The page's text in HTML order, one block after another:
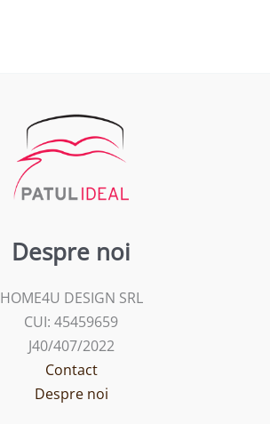
Despre noi
HOME4U DESIGN SRL
CUI: 45459659
J40/407/2022
Contact
Despre noi